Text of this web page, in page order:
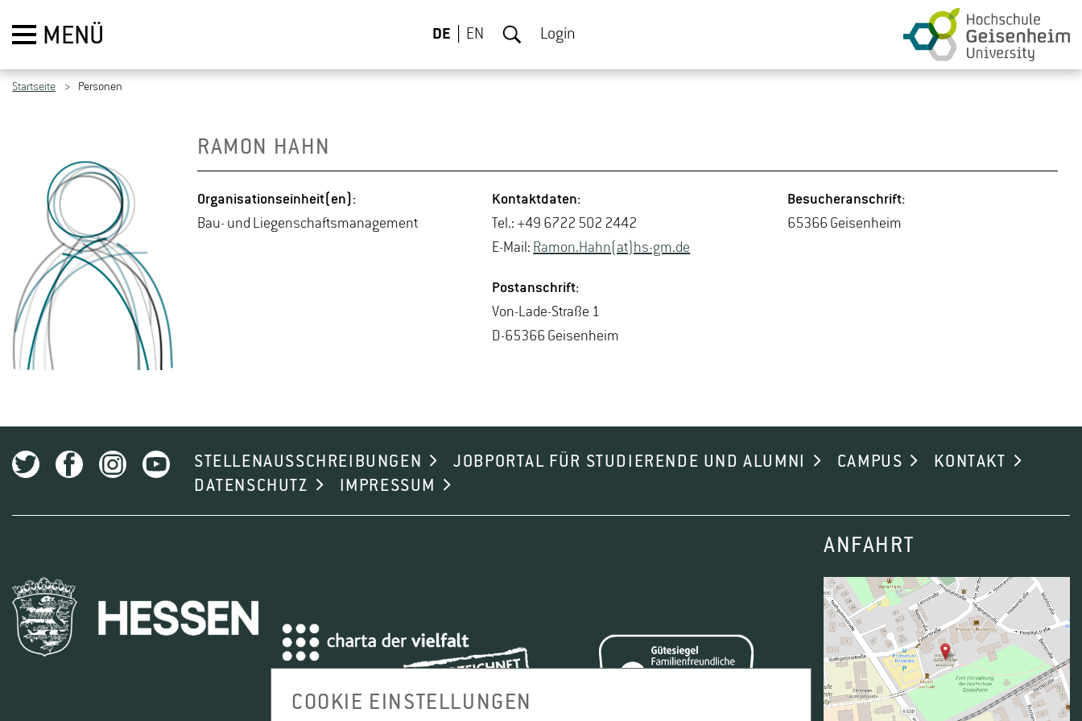
MENÜ DE EN Login
Startseite Personen
RAMON HAHN
Or­ga­ni­sa­ti­ons­ein­heit(en):
Bau- und Lie­gen­schafts­ma­nage­ment
Kon­takt­da­ten:
Tel.: +49 6722 502 2442
E-Mail: Ramon.​Hahn(at)hs-​gm.​de
Post­an­schrift:
Von-La­de-Stra­ße 1
D-65366 Gei­sen­heim
Be­su­cher­an­schrift:
65366 Gei­sen­heim
STELLENAUSSCHREIBUNGEN JOBPORTAL FÜR STUDIERENDE UND ALUMNI CAMPUS
KONTAKT
DATENSCHUTZ
IMPRESSUM
ANFAHRT
COOKIE EINSTELLUNGEN